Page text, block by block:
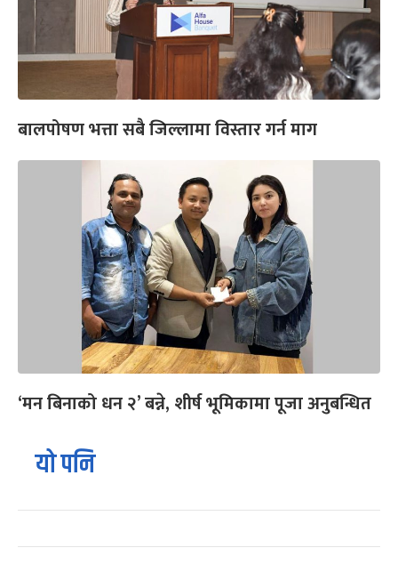
बालपोषण भत्ता सबै जिल्लामा विस्तार गर्न माग
‘मन बिनाको धन २’ बन्ने, शीर्ष भूमिकामा पूजा अनुबन्धित
यो पनि